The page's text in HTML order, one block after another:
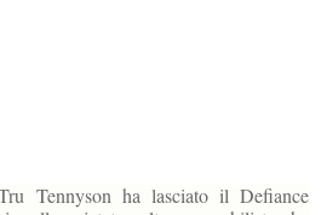
Tennyson ha lasciato il Defiance